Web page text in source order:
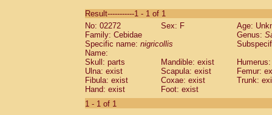
CebidaeSaguinus labiatus(0)
Cebidae Saguinus leucopus (0)
Cebidae
CebidaeSaguinus mystax
Cebidae Saguinus nigricollis (1)
Cebidae Saguinus oedipus
Cebidae Saguinus weddelli
Cebidae Saguinusspp.
Cebidae
Result-----------1 - 1 of 1
No: 02272
Sex: F
Age:
Family: Cebidae
Genus:
Specific name: nigricollis
Name:
Skull: parts
Mandible: exist
Ulna: exist
Scapula: exist
Femur:
Fibula: exist
Coxae: exist
Trunk:
Hand: exist
Foot: exist
1 - 1 of 1